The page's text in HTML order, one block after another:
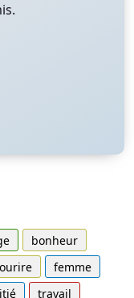
bonheur
femme
travail